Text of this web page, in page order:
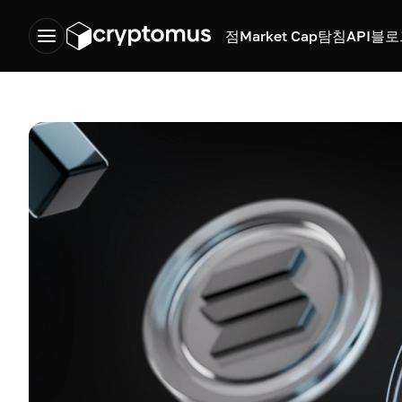
점Market Cap탐침API블